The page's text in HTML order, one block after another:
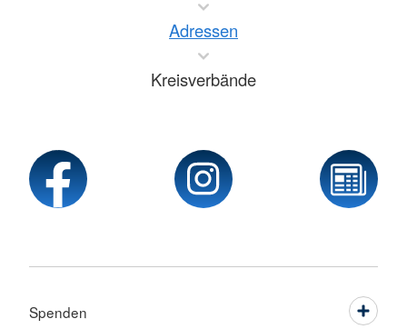
Adressen
Kreisverbände
Spenden